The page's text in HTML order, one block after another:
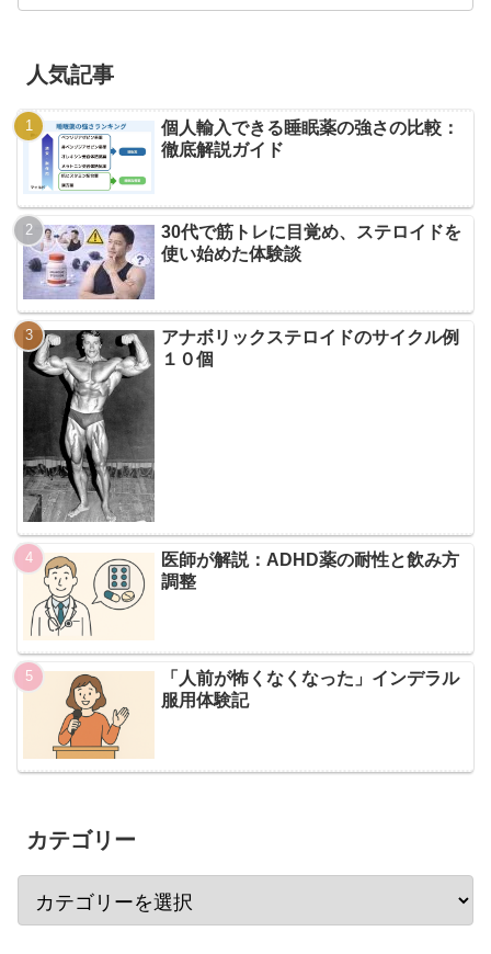
人気記事
個人輸入できる睡眠薬の強さの比較：
徹底解説ガイド
30代で筋トレに目覚め、ステロイドを
使い始めた体験談
アナボリックステロイドのサイクル例
１０個
医師が解説：ADHD薬の耐性と飲み方
調整
「人前が怖くなくなった」インデラル
服用体験記
カテゴリー